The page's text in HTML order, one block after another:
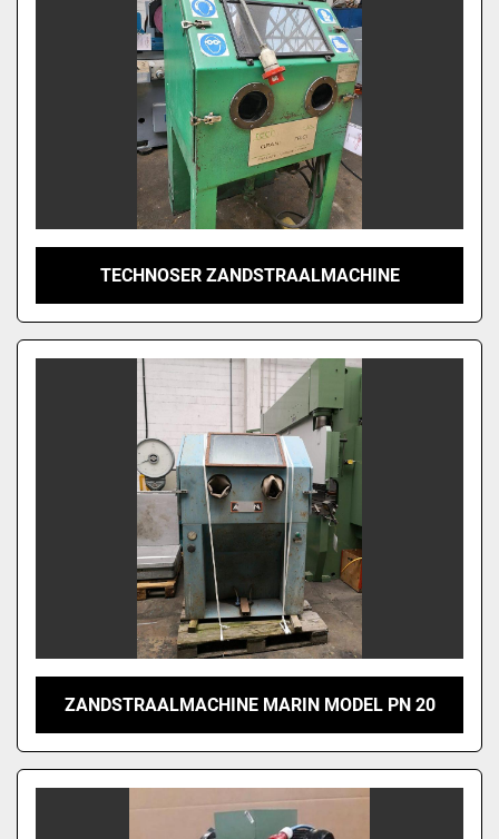
TECHNOSER ZANDSTRAALMACHINE
ZANDSTRAALMACHINE MARIN MODEL PN 20